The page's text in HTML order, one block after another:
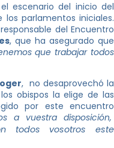
escenario del inicio del
los parlamentos iniciales.
del Encuentro
, que ha asegurado que
que trabajar todos
, no desaprovechó la
obispos la elige de las
por este encuentro
a vuestra disposición,
todos vosotros este